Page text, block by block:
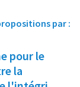
par :
pour le
la